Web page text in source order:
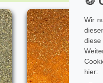
Wir
hier: